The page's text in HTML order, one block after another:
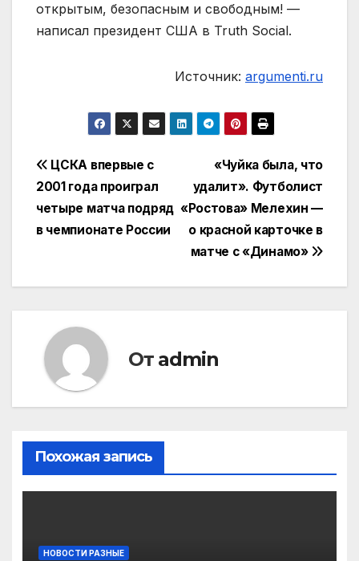
открытым, безопасным и свободным! —
написал президент США в Truth Social.
Источник: argumenti.ru
Навигация
по
записям
«Чуйка была, что
удалит». Футболист
«Ростова» Мелехин —
о красной карточке в
матче с «Динамо»
ЦСКА впервые с
2001 года проиграл
четыре матча подряд
в чемпионате России
От admin
Похожая запись
НОВОСТИ РАЗНЫЕ